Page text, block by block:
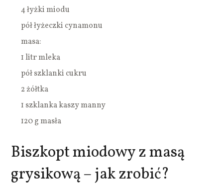
4 łyżki miodu
pół łyżeczki cynamonu
masa:
1 litr mleka
pół szklanki cukru
2 żółtka
1 szklanka kaszy manny
120 g masła
Biszkopt miodowy z masą
grysikową – jak zrobić?